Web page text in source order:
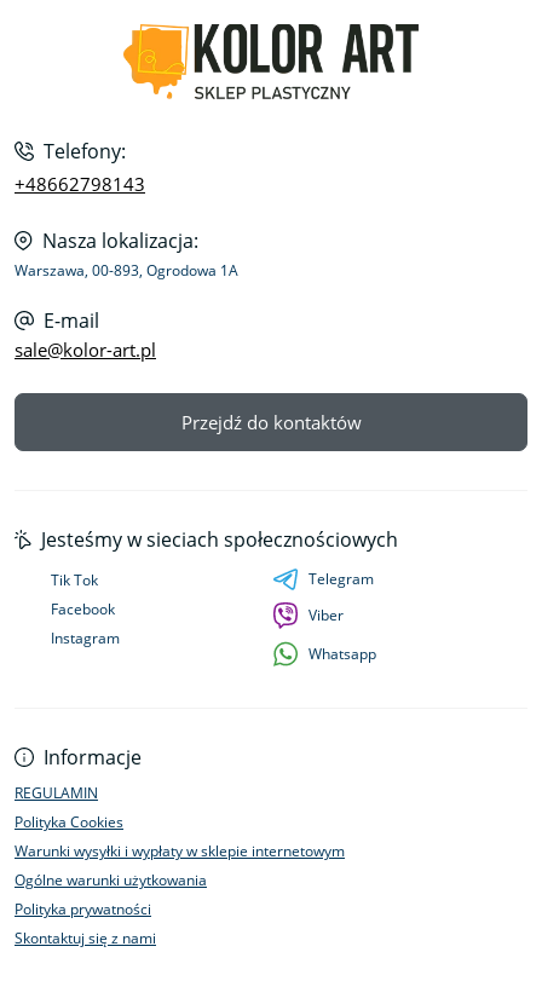
Telefony:
+48662798143
Nasza lokalizacja:
Warszawa, 00-893, Ogrodowa 1A
E-mail
sale@kolor-art.pl
Przejdź do kontaktów
Informacje
REGULAMIN
Polityka Cookies
Warunki wysyłki i wypłaty w sklepie internetowym
Ogólne warunki użytkowania
Polityka prywatności
Skontaktuj się z nami
Jesteśmy w sieciach społecznościowych
Tik Tok
Facebook
Instagram
Telegram
Viber
Whatsapp